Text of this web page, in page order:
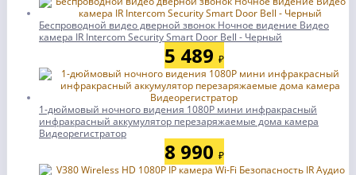
Беспроводной видео дверной звонок Ночное видение Видео
камера IR Intercom Security Smart Door Bell - Черный
5 489 ₽
1-дюймовый ночного видения 1080P мини инфракрасный
инфракрасный аккумулятор перезаряжаемые дома камера
Видеорегистратор
8 990 ₽